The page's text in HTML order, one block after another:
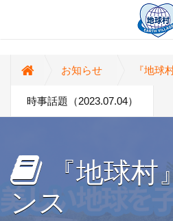
お知らせ 『地球
時事話題（2023.07.04）
『地球村
ンス